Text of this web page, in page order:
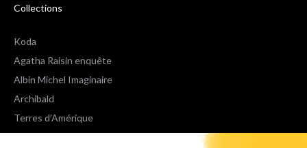
Collections
Koda
Agatha Raisin enquête
Albin Michel Imaginaire
Archibald
Terres d'Amérique
Espaces Libres Poche